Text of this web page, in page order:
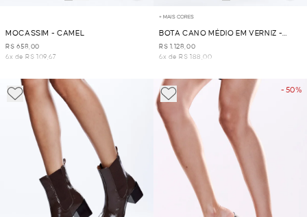
MOCASSIM - CAMEL
R$ 658,00
6x de R$ 109,67
+ MAIS CORES
BOTA CANO MÉDIO EM VERNIZ -
VINHO
R$ 1.128,00
6x de R$ 188,00
- 50%